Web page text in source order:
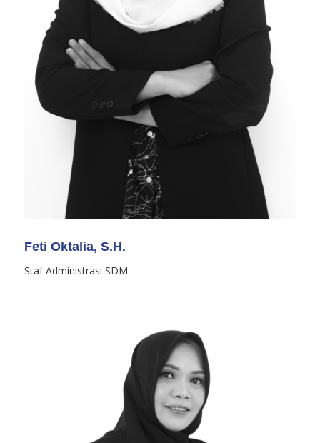
Feti Oktalia, S.H.
Staf Administrasi SDM